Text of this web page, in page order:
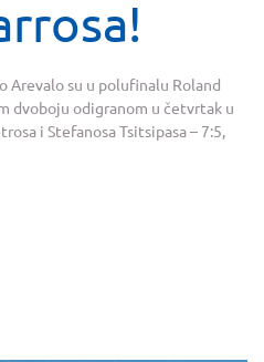
Arevalo su u polufinalu Roland
dvoboju odigranom u četvrtak u
i Stefanosa Tsitsipasa – 7:5,